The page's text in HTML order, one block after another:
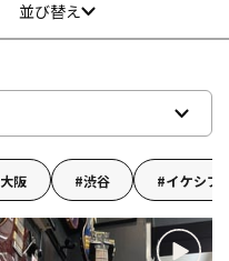
その他楽器
エフェクター
並び替え
大阪 渋谷 イケシブ